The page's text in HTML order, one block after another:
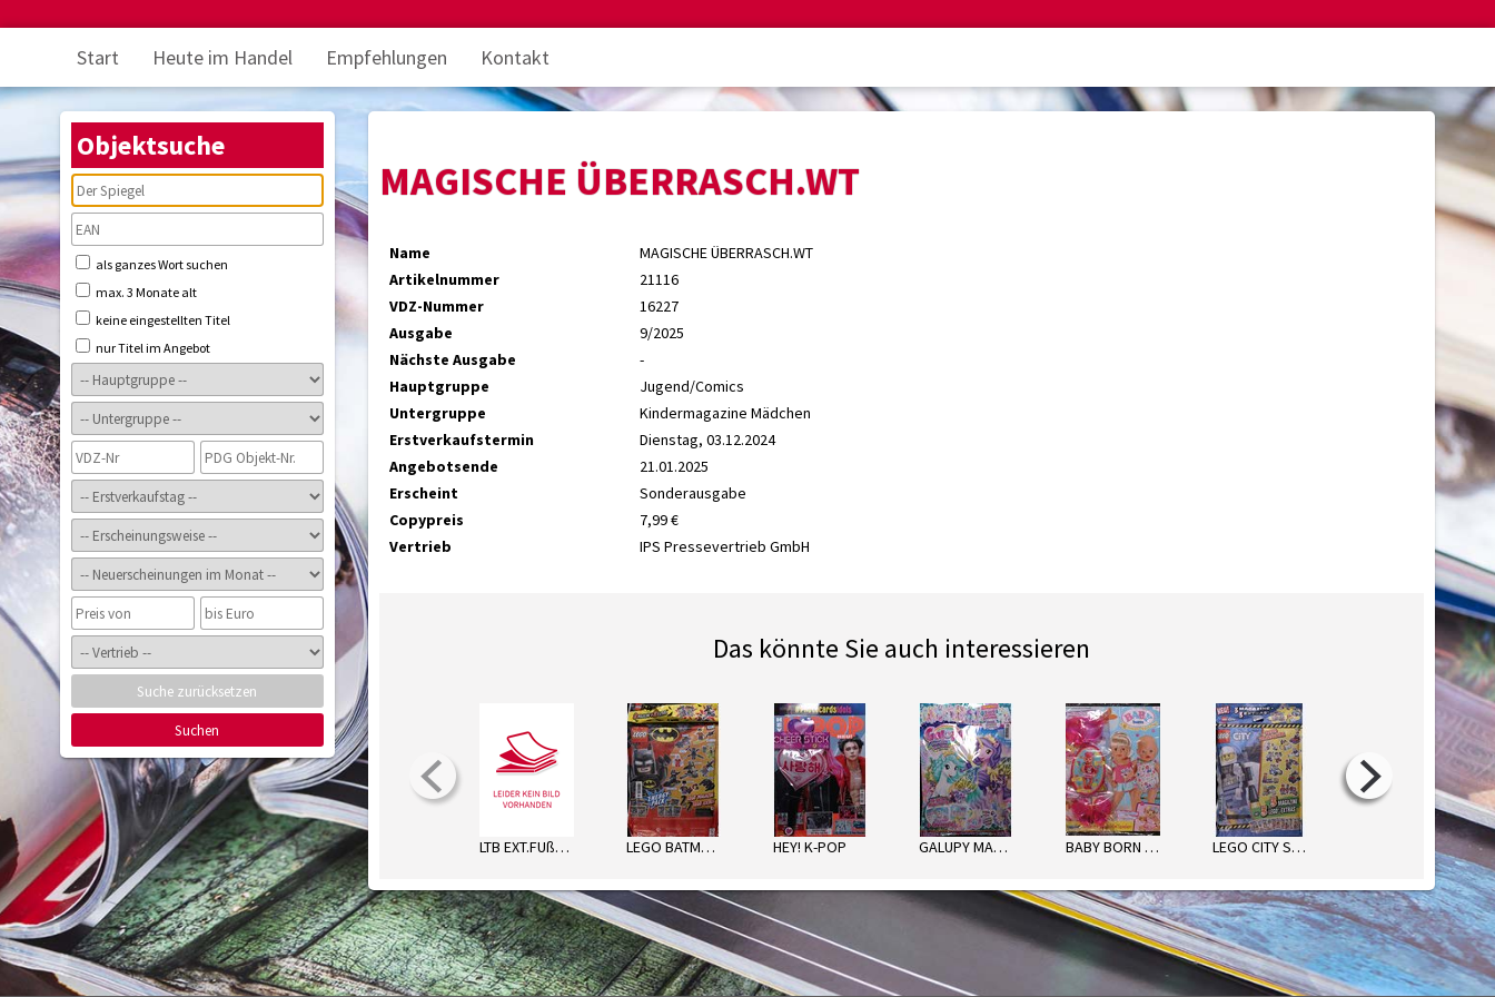
Start Heute im Handel Empfehlungen Kontakt
Objektsuche
als ganzes Wort suchen
max. 3 Monate alt
keine eingestellten Titel
nur Titel im Angebot
Suche zurücksetzen
Suchen
MAGISCHE ÜBERRASCH.WT
Name
MAGISCHE ÜBERRASCH.WT
Artikelnummer
21116
VDZ-Nummer
16227
Ausgabe
9/2025
Nächste Ausgabe
-
Hauptgruppe
Jugend/Comics
Untergruppe
Kindermagazine Mädchen
Erstverkaufstermin
Dienstag, 03.12.2024
Angebotsende
21.01.2025
Erscheint
Sonderausgabe
Copypreis
7,99 €
Vertrieb
IPS Pressevertrieb GmbH
Das könnte Sie auch interessieren
LTB EXT.FUßBALL SORT. LEGO BATMAN ENERGY PACK HEY! K-POP GALUPY MAGAZIN BABY BORN SOMMER-SPAß LEGO CITY STARKE POLIZEI-ACTIO LEGO TECHNIC
next